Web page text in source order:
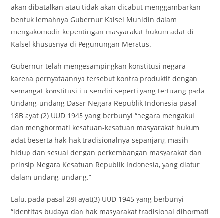
akan dibatalkan atau tidak akan dicabut menggambarkan
bentuk lemahnya Gubernur Kalsel Muhidin dalam
mengakomodir kepentingan masyarakat hukum adat di
Kalsel khususnya di Pegunungan Meratus.
Gubernur telah mengesampingkan konstitusi negara
karena pernyataannya tersebut kontra produktif dengan
semangat konstitusi itu sendiri seperti yang tertuang pada
Undang-undang Dasar Negara Republik Indonesia pasal
18B ayat (2) UUD 1945 yang berbunyi “negara mengakui
dan menghormati kesatuan-kesatuan masyarakat hukum
adat beserta hak-hak tradisionalnya sepanjang masih
hidup dan sesuai dengan perkembangan masyarakat dan
prinsip Negara Kesatuan Republik Indonesia, yang diatur
dalam undang-undang.”
Lalu, pada pasal 28I ayat(3) UUD 1945 yang berbunyi
“identitas budaya dan hak masyarakat tradisional dihormati